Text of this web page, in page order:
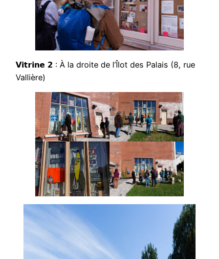
𝗩𝗶𝘁𝗿𝗶𝗻𝗲 𝟮 : À la droite de l’Îlot des Palais (8, rue
Vallière)